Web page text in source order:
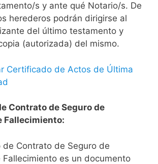
s y ante qué Notario/s. De
herederos podrán dirigirse al
del último testamento y
(autorizada) del mismo.
Certificado de Actos de Última
Contrato de Seguro de
Fallecimiento:
de Contrato de Seguro de
es un documento